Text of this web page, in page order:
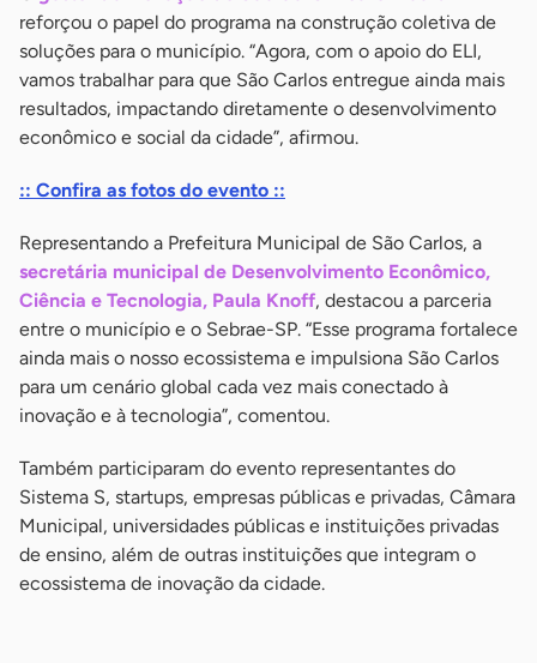
reforçou o papel do programa na construção coletiva de
soluções para o município. “Agora, com o apoio do ELI,
vamos trabalhar para que São Carlos entregue ainda mais
resultados, impactando diretamente o desenvolvimento
econômico e social da cidade”, afirmou.
:: Confira as fotos do evento ::
Representando a Prefeitura Municipal de São Carlos, a
secretária municipal de Desenvolvimento Econômico,
Ciência e Tecnologia, Paula Knoff, destacou a parceria
entre o município e o Sebrae-SP. “Esse programa fortalece
ainda mais o nosso ecossistema e impulsiona São Carlos
para um cenário global cada vez mais conectado à
inovação e à tecnologia”, comentou.
Também participaram do evento representantes do
Sistema S, startups, empresas públicas e privadas, Câmara
Municipal, universidades públicas e instituições privadas
de ensino, além de outras instituições que integram o
ecossistema de inovação da cidade.